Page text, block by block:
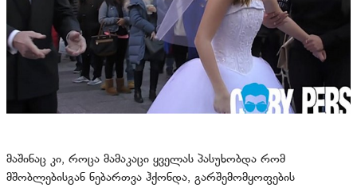
მაშინაც კი, როცა მამაკაცი ყველას პასუხობდა რომ
მშობლებისგან ნებართვა ჰქონდა, გარშემომყოფების